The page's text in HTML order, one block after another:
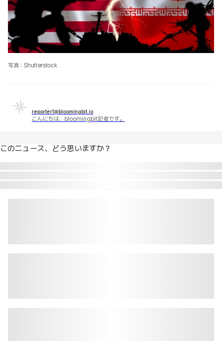
写真：Shutterstock
reporter1@bloomingbit.io
こんにちは、bloomingbit記者です。
このニュース、どう思いますか？